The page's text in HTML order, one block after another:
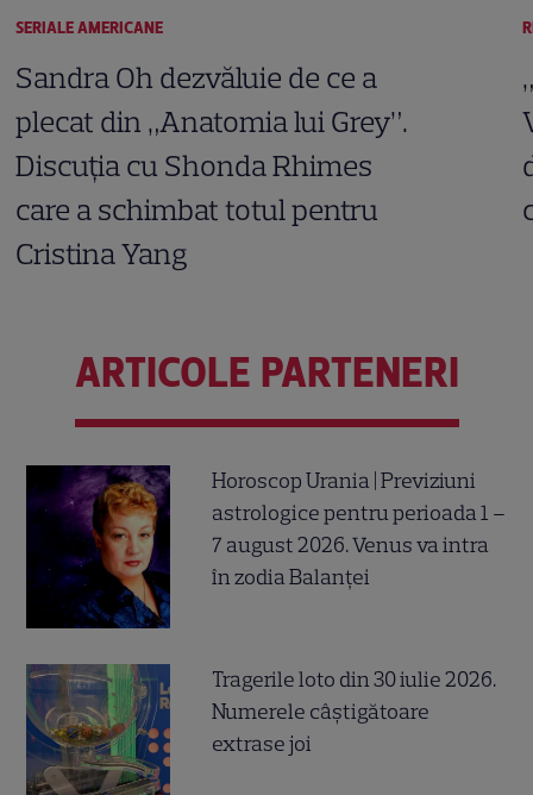
SERIALE AMERICANE
Sandra Oh dezvăluie de ce a
plecat din „Anatomia lui Grey”.
Discuția cu Shonda Rhimes
care a schimbat totul pentru
Cristina Yang
ARTICOLE PARTENERI
Horoscop Urania | Previziuni
astrologice pentru perioada 1 –
7 august 2026. Venus va intra
în zodia Balanței
Tragerile loto din 30 iulie 2026.
Numerele câştigătoare
extrase joi